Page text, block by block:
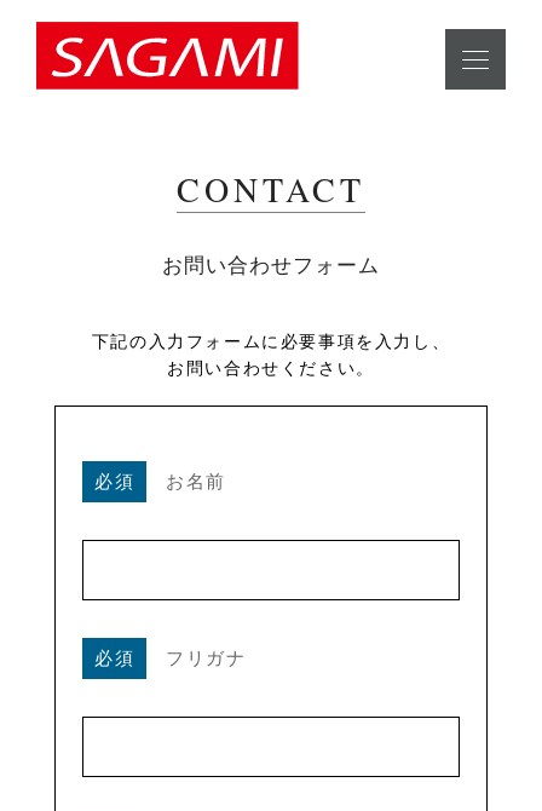
CONTACT
お問い合わせフォーム
下記の入力フォームに必要事項を入力し、
お問い合わせください。
必須 お名前
必須 フリガナ